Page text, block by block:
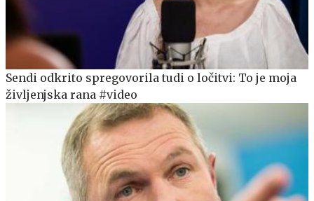
Sendi odkrito spregovorila tudi o ločitvi: To je moja
življenjska rana #video